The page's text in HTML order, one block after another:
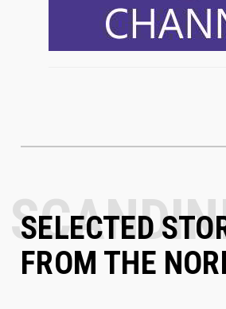
SELECTED
FROM THE